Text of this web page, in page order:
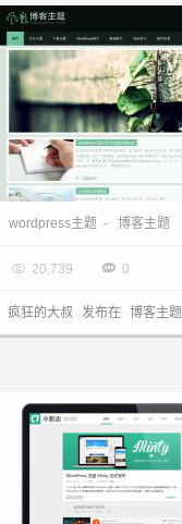
wordpress主题 - 博客主题
 20,739  0
疯狂的大叔 发布在 博客主题